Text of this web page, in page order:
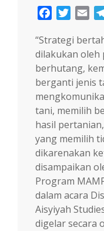
FacebookTwitter
“Strategi
dilakukan oleh
berhutang,
berganti jenis
tani, memilih
hasil
yang memilih
dikarenakan
disampaikan
Program
dalam acara
Aisyiyah
digelar secara